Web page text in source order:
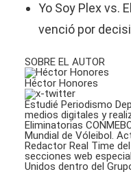
Yo Soy Plex vs.
venció por
SOBRE EL AUTOR
Héctor Honores
Estudié Periodismo
medios digitales y
Eliminatorias
Mundial de Vóleibol.
Redactor Real Time
secciones web
Unidos dentro del